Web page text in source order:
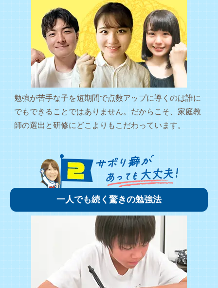
勉強が苦手な子を短期間で点数アップに導くのは誰に
でもできることではありません。だからこそ、家庭教
師の選出と研修にどこよりもこだわっています。
一人でも続く驚きの勉強法